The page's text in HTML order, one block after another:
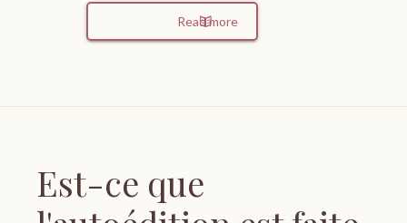
Read more
Est-ce que